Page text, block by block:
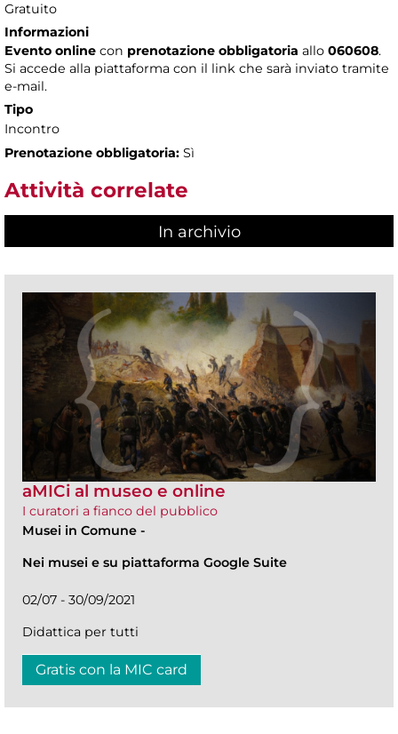
Gratuito
Informazioni
Evento online con prenotazione obbligatoria allo 060608.
Si accede alla piattaforma con il link che sarà inviato tramite
e-mail.
Tipo
Incontro
Prenotazione obbligatoria: Sì
Attività correlate
In archivio
aMICi al museo e online
I curatori a fianco del pubblico
Musei in Comune -
Nei musei e su piattaforma Google Suite
02/07 - 30/09/2021
Didattica per tutti
Gratis con la MIC card